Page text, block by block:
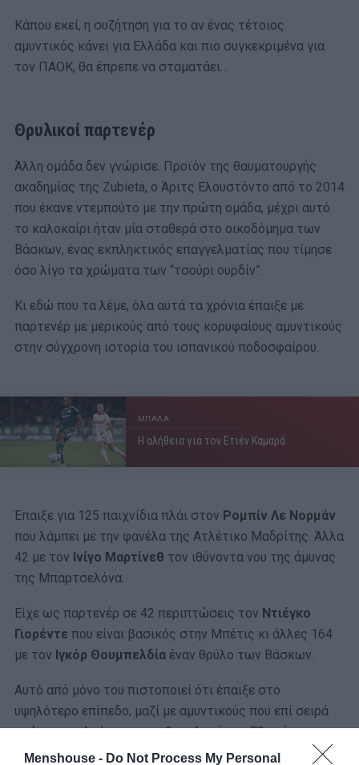
Menshouse - Do Not Process My Personal
Κάπου εκεί, η συζήτηση για το αν ένας τέτοιος
αμυντικός κάνει για Ελλάδα και πιο συγκεκριμένα για
τον ΠΑΟΚ, θα έπρεπε να σταματάει…
Θρυλικοί παρτενέρ
Άλλη ομάδα δεν γνώρισε. Προϊόν της θαυματουργής
ακαδημίας της Zubieta, ο Άριτς Ελουστόντο από το 2014
που έκανε ντεμπούτο με την πρώτη ομάδα, μέχρι αυτό
το καλοκαίρι ήταν μία σταθερά στο οικοδόμημα των
Βάσκων, ένας εκπληκτικός επαγγελματίας που τίμησε
όσο λίγο τα χρώματα των “τσούρι ουρδίν”.
Κι εδώ που τα λέμε, όλα αυτά τα χρόνια έπαιξε με
παρτενέρ με μερικούς από τους κορυφαίους αμυντικούς
στην σύγχρονη ιστορία του ισπανικού ποδοσφαίρου.
ΜΠΑΛΑ
Η αλήθεια για τον Ετιέν Καμαρά
Έπαιξε για 125 παιχνίδια πλάι στον Ρομπίν Λε Νορμάν
που λάμπει με την φανέλα της Ατλέτικο Μαδρίτης. Άλλα
42 με τον Ινίγο Μαρτίνεθ τον ιθύνοντα νου της άμυνας
της Μπαρτσελόνα.
Είχε ως παρτενέρ σε 42 περιπτώσεις τον Ντιέγκο
Γιορέντε που είναι βασικός στην Μπέτις κι άλλες 164
με τον Ιγκόρ Θουμπελδία έναν θρύλο των Βάσκων.
Αυτό από μόνο του πιστοποιεί ότι έπαιξε στο
υψηλότερο επίπεδο, μαζί με αμυντικούς που επί σειρά
ετών αποτελούν την οπισθοφυλακή της Εθνικής
Ισπανίας.